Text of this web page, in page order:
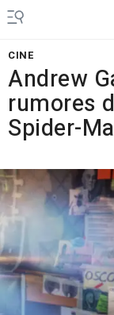
CINE
Andrew
rumores
Spider-